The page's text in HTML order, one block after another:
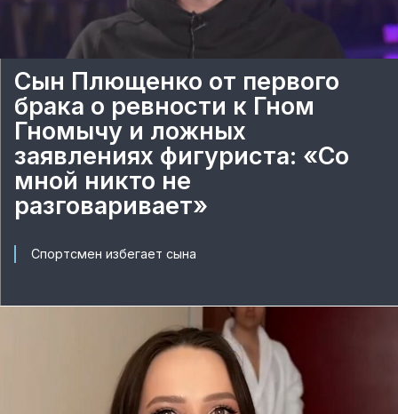
Сын Плющенко от первого
брака о ревности к Гном
Гномычу и ложных
заявлениях фигуриста: «Со
мной никто не
разговаривает»
Спортсмен избегает сына